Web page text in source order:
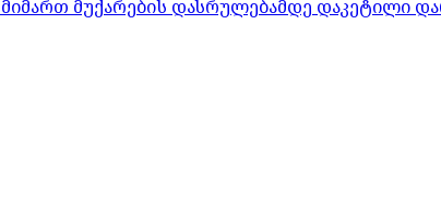
მუქარების დასრულებამდე დაკეტილი